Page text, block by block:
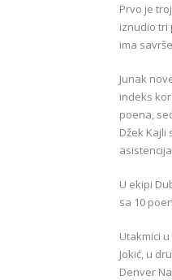
Prvo je
iznudio tri
ima
Junak
indeks
poena,
Džek
U ekipi
sa 10
Utakmici
Jokić, u
Denver